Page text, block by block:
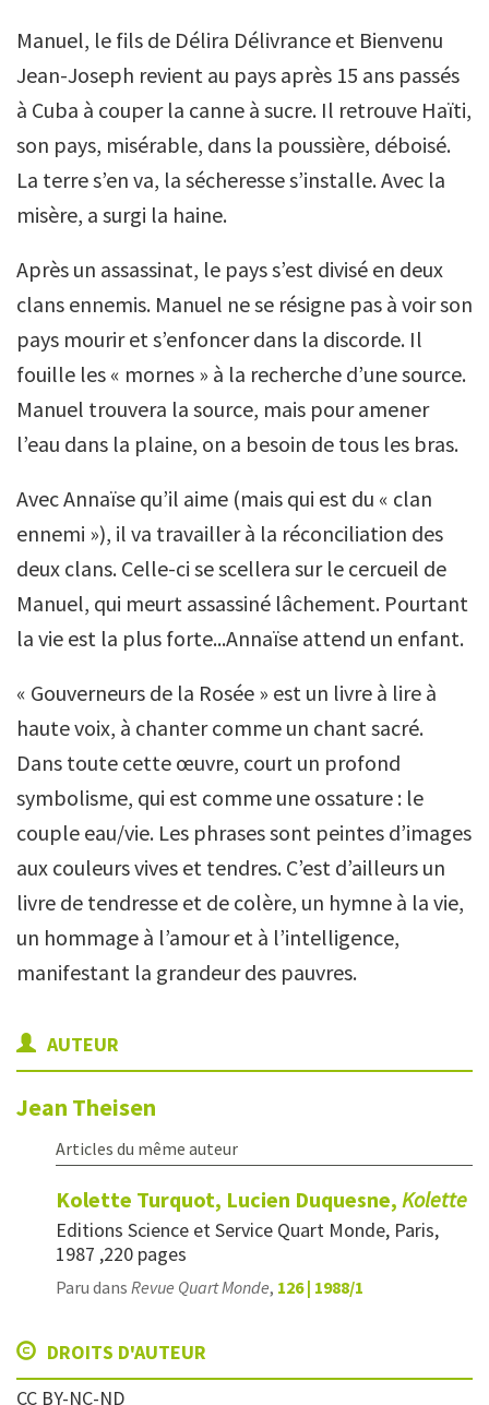
Manuel, le fils de Délira Délivrance et Bienvenu
Jean-Joseph revient au pays après 15 ans passés
à Cuba à couper la canne à sucre. Il retrouve Haïti,
son pays, misérable, dans la poussière, déboisé.
La terre s’en va, la sécheresse s’installe. Avec la
misère, a surgi la haine.
Après un assassinat, le pays s’est divisé en deux
clans ennemis. Manuel ne se résigne pas à voir son
pays mourir et s’enfoncer dans la discorde. Il
fouille les « mornes » à la recherche d’une source.
Manuel trouvera la source, mais pour amener
l’eau dans la plaine, on a besoin de tous les bras.
Avec Annaïse qu’il aime (mais qui est du « clan
ennemi »), il va travailler à la réconciliation des
deux clans. Celle-ci se scellera sur le cercueil de
Manuel, qui meurt assassiné lâchement. Pourtant
la vie est la plus forte...Annaïse attend un enfant.
« Gouverneurs de la Rosée » est un livre à lire à
haute voix, à chanter comme un chant sacré.
Dans toute cette œuvre, court un profond
symbolisme, qui est comme une ossature : le
couple eau/vie. Les phrases sont peintes d’images
aux couleurs vives et tendres. C’est d’ailleurs un
livre de tendresse et de colère, un hymne à la vie,
un hommage à l’amour et à l’intelligence,
manifestant la grandeur des pauvres.
AUTEUR
Jean Theisen
Articles du même auteur
Kolette Turquot, Lucien Duquesne, Kolette
Editions Science et Service Quart Monde, Paris,
1987 ,220 pages
Paru dans Revue Quart Monde, 126 | 1988/1
DROITS D'AUTEUR
CC BY-NC-ND